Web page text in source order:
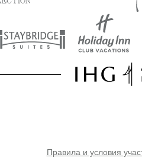
Правила и условия